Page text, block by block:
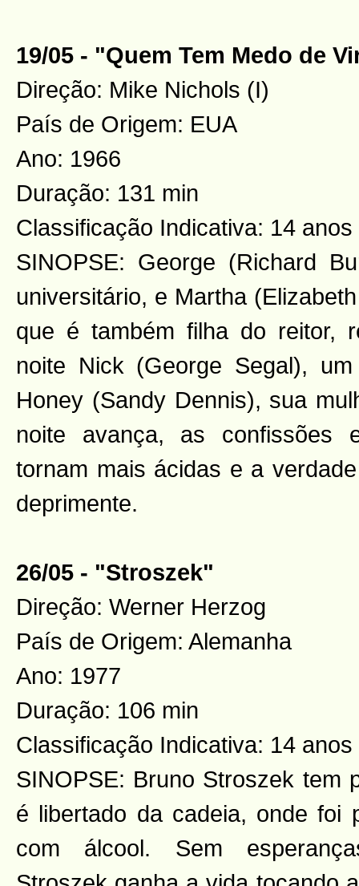
19/05 - "Quem Tem Medo de
Direção: Mike Nichols (I)
País de Origem: EUA
Ano: 1966
Duração: 131 min
Classificação Indicativa: 14 anos
SINOPSE: George (Richard
universitário, e Martha
que é também filha do reitor,
noite Nick (George Segal),
Honey (Sandy Dennis), sua
noite avança, as confissões
tornam mais ácidas e a
deprimente.
26/05 - "Stroszek"
Direção: Werner Herzog
País de Origem: Alemanha
Ano: 1977
Duração: 106 min
Classificação Indicativa: 14 anos
SINOPSE: Bruno Stroszek tem
é libertado da cadeia, onde foi
com álcool. Sem